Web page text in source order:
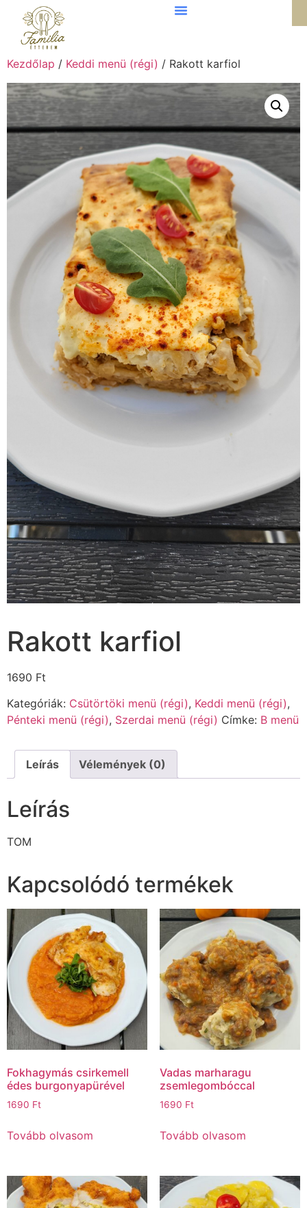
Kezdőlap / Keddi menü (régi) / Rakott karfiol
Rakott karfiol
1690 Ft
Kategóriák: Csütörtöki menü (régi), Keddi menü (régi),
Pénteki menü (régi), Szerdai menü (régi) Címke: B menü
Leírás Vélemények (0)
Leírás
TOM
Kapcsolódó termékek
Fokhagymás csirkemell
édes burgonyapürével
1690 Ft
Tovább olvasom
Vadas marharagu
zsemlegombóccal
1690 Ft
Tovább olvasom